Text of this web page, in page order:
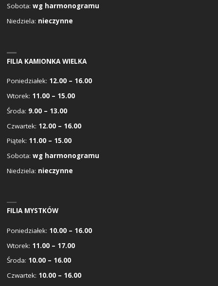
Sobota: wg harmonogramu
Niedziela: nieczynne
FILIA KAMIONKA WIELKA
Poniedziałek: 12.00 – 16.00
Wtorek: 11.00 – 15.00
Środa: 9.00 – 13.00
Czwartek: 12.00 – 16.00
Piątek: 11.00 – 15.00
Sobota: wg harmonogramu
Niedziela: nieczynne
FILIA MYSTKÓW
Poniedziałek: 10.00 – 16.00
Wtorek: 11.00 – 17.00
Środa: 10.00 – 16.00
Czwartek: 10.00 – 16.00